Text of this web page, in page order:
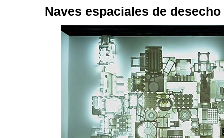
Naves espaciales de desecho